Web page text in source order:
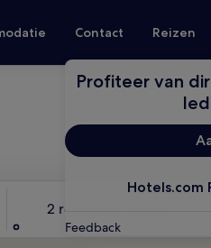
Contact Reizen
Profiteer van
Hotels.com
Feedback
2 reizigers, 1 kamer